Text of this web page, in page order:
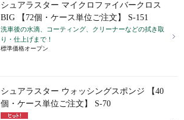
シュアラスター マイクロファイバークロス
BIG 【72個・ケース単位ご注文】 S-151
洗車後の水滴、コーティング、クリーナーなどの拭き取
り・仕上げまで！
標準価格オープン
シュアラスター ウォッシングスポンジ 【40
個・ケース単位ご注文】 S-70